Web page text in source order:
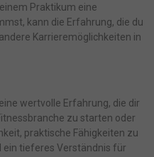
Praktikum eine
kann die Erfahrung, die du
Karrieremöglichkeiten in
wertvolle Erfahrung, die dir
zu starten oder
praktische Fähigkeiten zu
ein tieferes Verständnis für